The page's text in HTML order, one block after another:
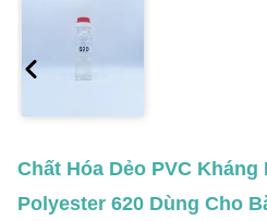
Chất Hóa Dẻo PVC Kháng
Polyester 620 Dùng Cho